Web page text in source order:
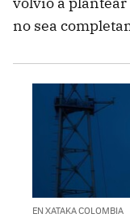
no sea
EN XATAKA COLOMBIA